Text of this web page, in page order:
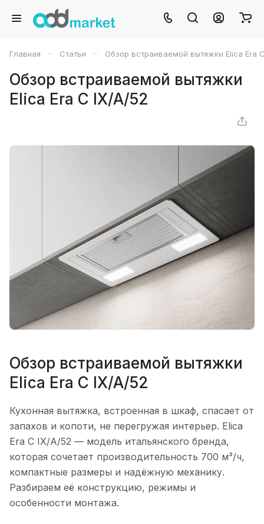
Главная – Статьи – Обзор встраиваемой вытяжки Elica Era
Обзор встраиваемой вытяжки
Elica Era C IX/A/52
Обзор встраиваемой вытяжки
Elica Era C IX/A/52
Кухонная вытяжка, встроенная в шкаф, спасает от
запахов и копоти, не перегружая интерьер. Elica
Era C IX/A/52 — модель итальянского бренда,
которая сочетает производительность 700 м³/ч,
компактные размеры и надёжную механику.
Разбираем её конструкцию, режимы и
особенности монтажа.